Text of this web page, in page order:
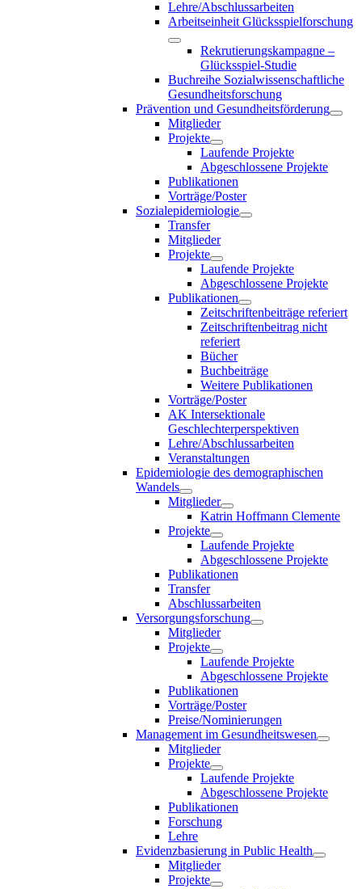
Lehre/Abschlussarbeiten
Arbeitseinheit Glücksspielforschung
Rekrutierungskampagne –
Glücksspiel-Studie
Buchreihe Sozialwissenschaftliche
Gesundheitsforschung
Prävention und Gesundheitsförderung
Mitglieder
Projekte
Laufende Projekte
Abgeschlossene Projekte
Publikationen
Vorträge/Poster
Sozialepidemiologie
Transfer
Mitglieder
Projekte
Laufende Projekte
Abgeschlossene Projekte
Publikationen
Zeitschriftenbeiträge referiert
Zeitschriftenbeitrag nicht
referiert
Bücher
Buchbeiträge
Weitere Publikationen
Vorträge/Poster
AK Intersektionale
Geschlechterperspektiven
Lehre/Abschlussarbeiten
Veranstaltungen
Epidemiologie des demographischen
Wandels
Mitglieder
Katrin Hoffmann Clemente
Projekte
Laufende Projekte
Abgeschlossene Projekte
Publikationen
Transfer
Abschlussarbeiten
Versorgungsforschung
Mitglieder
Projekte
Laufende Projekte
Abgeschlossene Projekte
Publikationen
Vorträge/Poster
Preise/Nominierungen
Management im Gesundheitswesen
Mitglieder
Projekte
Laufende Projekte
Abgeschlossene Projekte
Publikationen
Forschung
Lehre
Evidenzbasierung in Public Health
Mitglieder
Projekte